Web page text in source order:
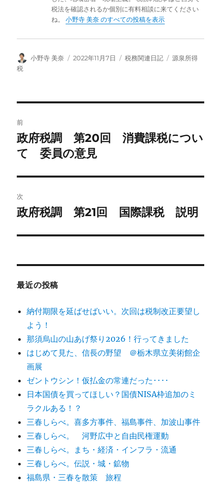
税法を確認されるか個別に有料相談に来てください
ね。小野寺 美奈 のすべての投稿を表示
投
小野寺 美奈
投
2022年11月7日
カ
税務関連日記
タ
源泉所得
税
稿
ナ
ビ
ゲ
ー
シ
ン
前
前
の
稿:
政府税調 第20回 消費課税につい
て 委員の意見
次
次
投
政府税調 第21回 国際課税 説明
最近の投稿
納付期限を延ばせばいい。次回は税制改正要望し
よう！
那須烏山の山あげ祭り2026！行ってきました
はじめて見た、信長の野望 ＠栃木県立美術館企
画展
ゼントウシン！仮払金の常連だった････
日本国債を買ってほしい？国債NISA枠追加のミ
ラクルある！？
三春しらべ。喜多方事件、福島事件、加波山事件
三春しらべ。 河野広中と自由民権運動
三春しらべ。まち・経済・インフラ・流通
三春しらべ。伝説・城・鉱物
福島県・三春を散策 旅程